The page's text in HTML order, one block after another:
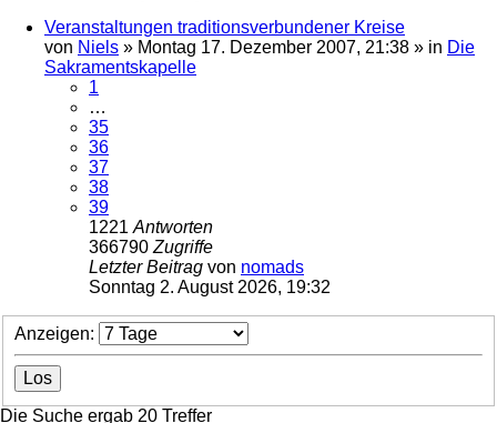
Veranstaltungen traditionsverbundener Kreise
von Niels » Montag 17. Dezember 2007, 21:38 » in Die
Sakramentskapelle
1
…
35
36
37
38
39
1221 Antworten
366790 Zugriffe
Letzter Beitrag von nomads
Sonntag 2. August 2026, 19:32
Anzeigen:
Die Suche ergab 20 Treffer